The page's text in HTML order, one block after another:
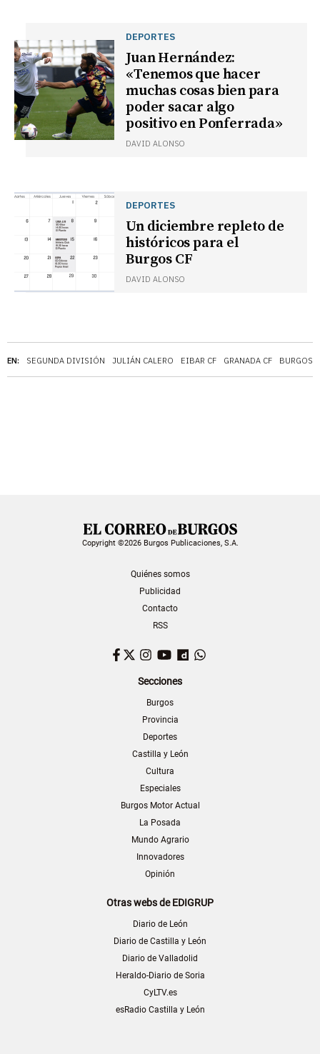
EN: SEGUNDA DIVISIÓN JULIÁN CALERO EIBAR CF GRANADA CF BURGOS
DEPORTES
Juan Hernández:
«Tenemos que hacer
muchas cosas bien para
poder sacar algo
positivo en Ponferrada»
DAVID ALONSO
DEPORTES
Un diciembre repleto de
históricos para el
Burgos CF
DAVID ALONSO
Copyright ©2026 Burgos Publicaciones, S.A.
Quiénes somos
Publicidad
Contacto
RSS
Facebook
TwitterInstagram
YouTubeDailymotion
Secciones
Burgos
Provincia
Deportes
Castilla y León
Cultura
Especiales
Burgos Motor Actual
La Posada
Mundo Agrario
Innovadores
Opinión
Otras webs de EDIGRUP
Diario de León
Diario de Castilla y León
Diario de Valladolid
Heraldo-Diario de Soria
CyLTV.es
esRadio Castilla y León